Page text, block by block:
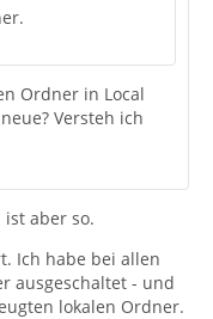
Ordner in Local
Versteh ich
aber so.
Ich habe bei allen
ausgeschaltet - und
lokalen Ordner.